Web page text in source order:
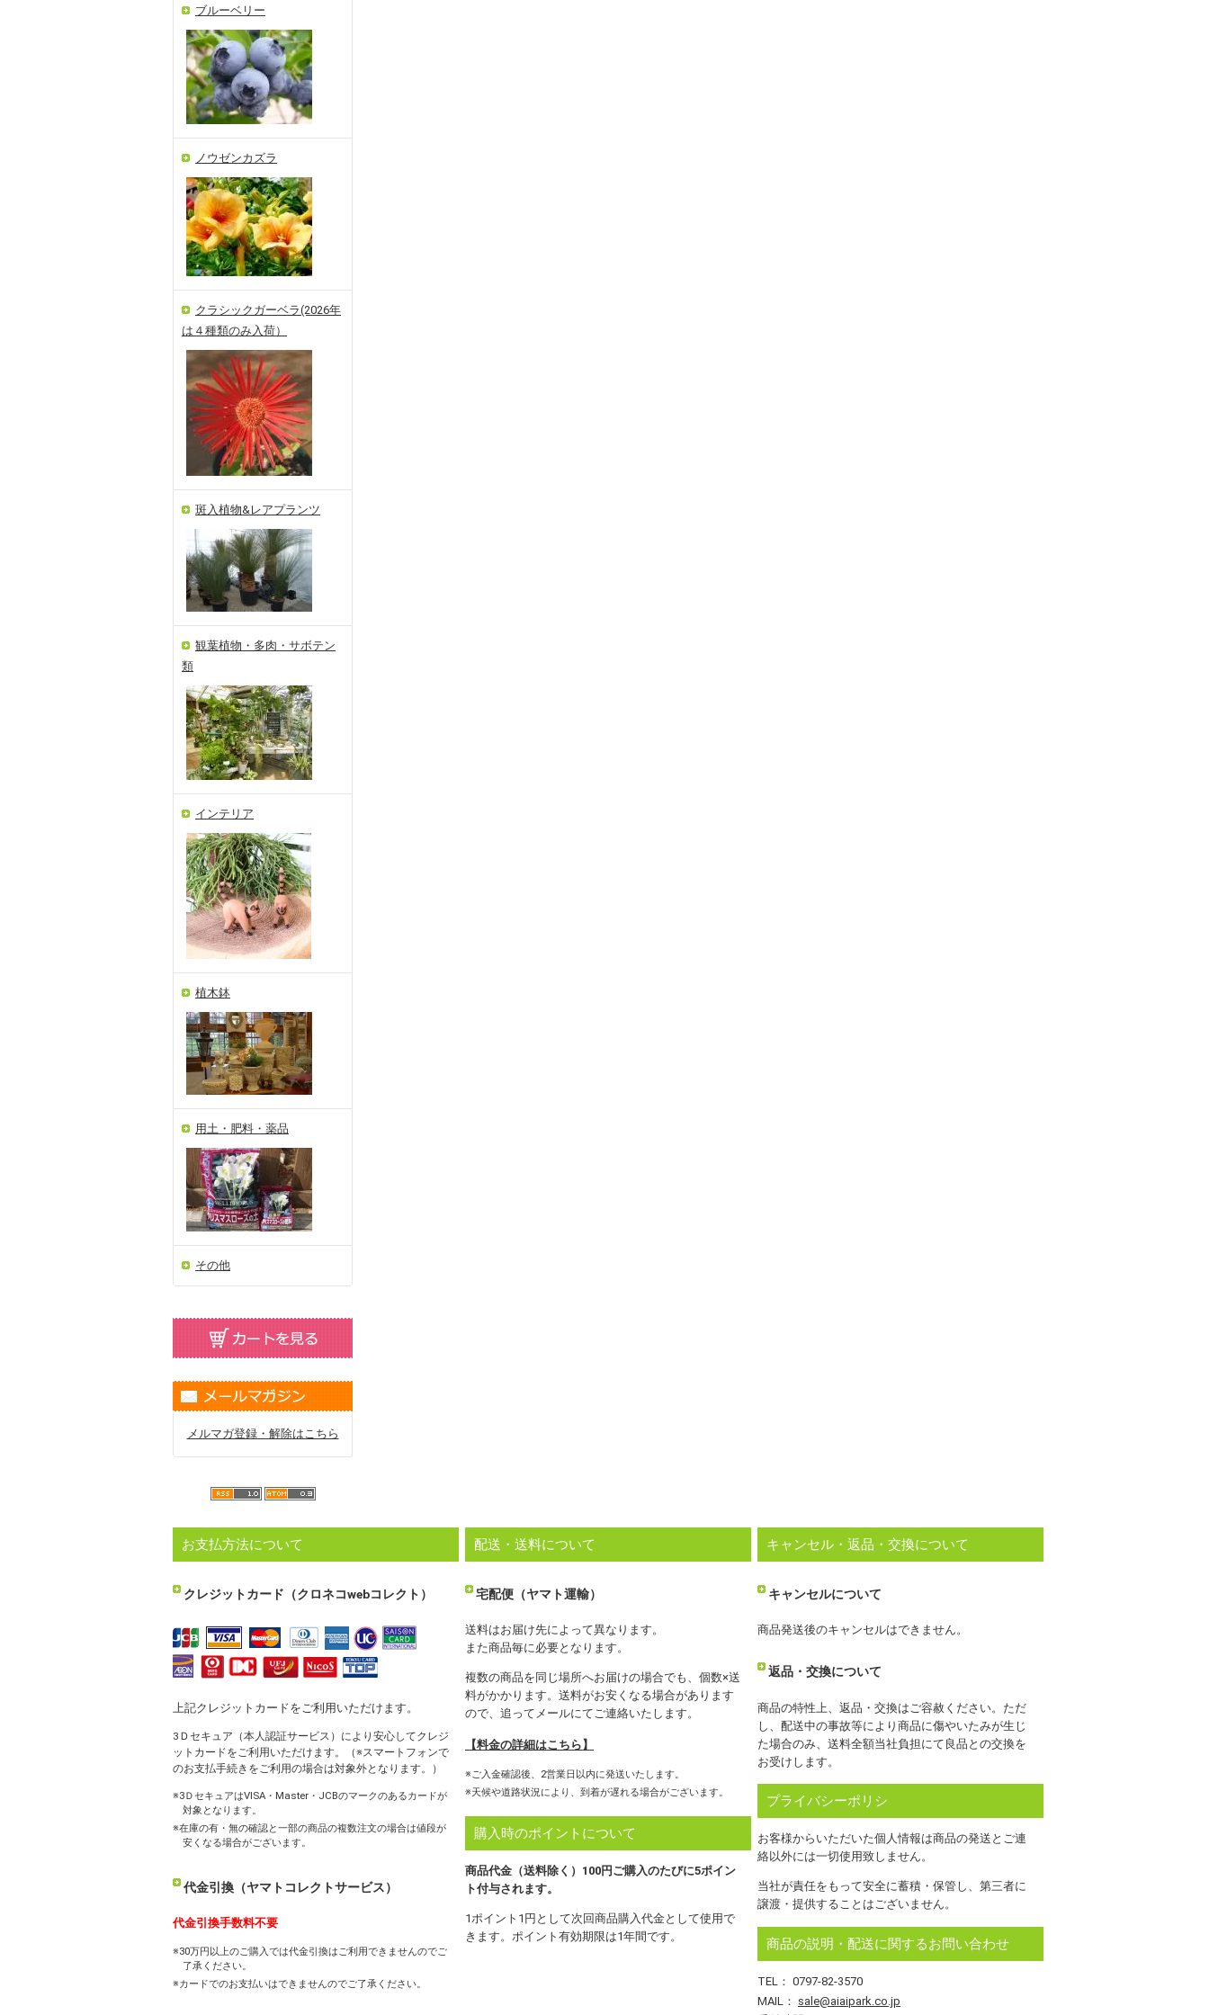
ブルーベリー
ノウゼンカズラ
クラシックガーベラ(2026年
は４種類のみ入荷）
斑入植物&レアプランツ
観葉植物・多肉・サボテン
類
インテリア
植木鉢
用土・肥料・薬品
その他
メルマガ登録・解除はこちら
お支払方法について
クレジットカード（クロネコwebコレクト）
上記クレジットカードをご利用いただけます。
3Ｄセキュア（本人認証サービス）により安心してクレジ
ットカードをご利用いただけます。（※スマートフォンで
のお支払手続きをご利用の場合は対象外となります。）
※3ＤセキュアはVISA・Master・JCBのマークのあるカードが
対象となります。
※在庫の有・無の確認と一部の商品の複数注文の場合は値段が
安くなる場合がございます。
代金引換（ヤマトコレクトサービス）
代金引換手数料不要
※30万円以上のご購入では代金引換はご利用できませんのでご
了承ください。
※カードでのお支払いはできませんのでご了承ください。
配送・送料について
宅配便（ヤマト運輸）
送料はお届け先によって異なります。
また商品毎に必要となります。
複数の商品を同じ場所へお届けの場合でも、個数×送
料がかかります。送料がお安くなる場合があります
ので、追ってメールにてご連絡いたします。
【料金の詳細はこちら】
※ご入金確認後、2営業日以内に発送いたします。
※天候や道路状況により、到着が遅れる場合がございます。
購入時のポイントについて
商品代金（送料除く）100円ご購入のたびに5ポイン
ト付与されます。
1ポイント1円として次回商品購入代金として使用で
きます。ポイント有効期限は1年間です。
キャンセル・返品・交換について
キャンセルについて
商品発送後のキャンセルはできません。
返品・交換について
商品の特性上、返品・交換はご容赦ください。ただ
し、配送中の事故等により商品に傷やいたみが生じ
た場合のみ、送料全額当社負担にて良品との交換を
お受けします。
プライバシーポリシ
お客様からいただいた個人情報は商品の発送とご連
絡以外には一切使用致しません。
当社が責任をもって安全に蓄積・保管し、第三者に
譲渡・提供することはございません。
商品の説明・配送に関するお問い合わせ
TEL： 0797-82-3570
MAIL： sale@aiaipark.co.jp